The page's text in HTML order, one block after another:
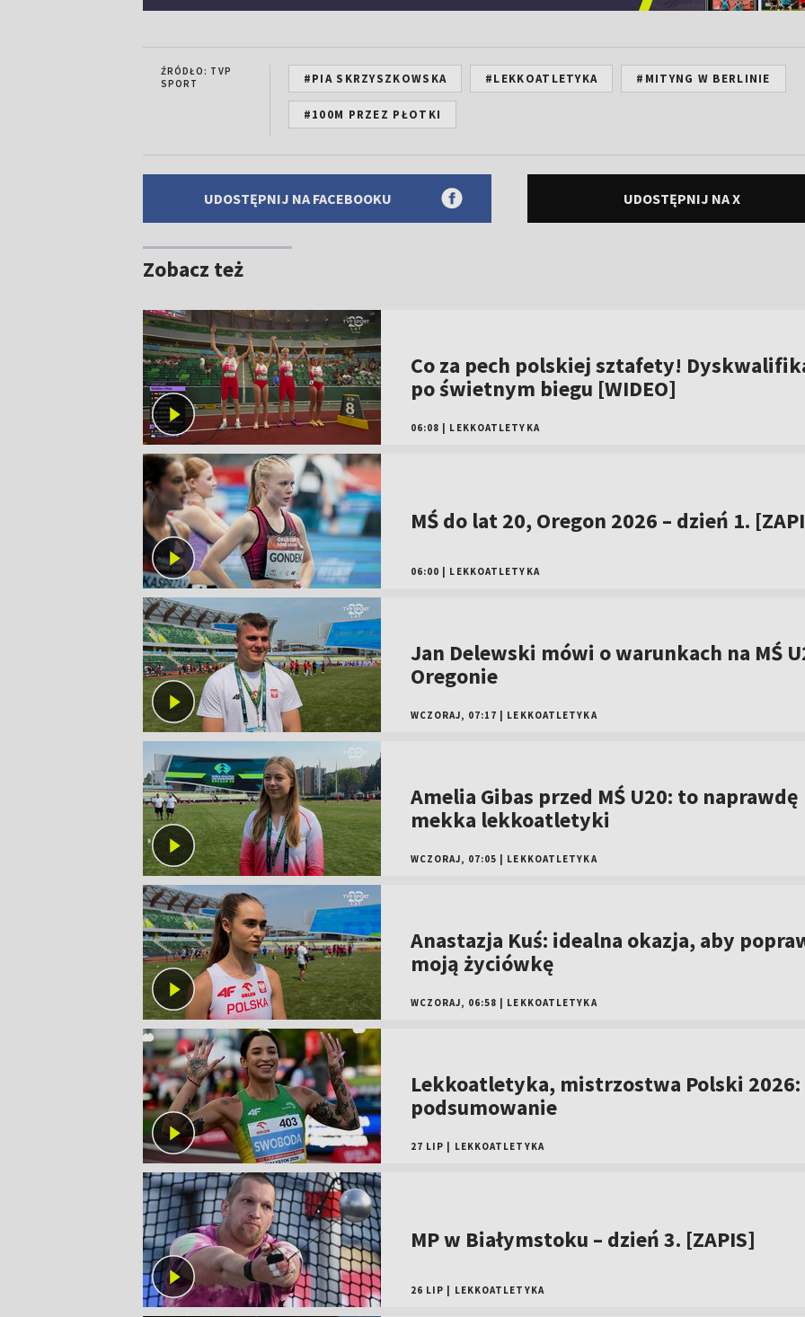
ŹRÓDŁO: TVP
SPORT
#PIA SKRZYSZKOWSKA #LEKKOATLETYKA #MITYNG W BERLINIE
#100M PRZEZ PŁOTKI
UDOSTĘPNIJ NA FACEBOOKU UDOSTĘPNIJ NA X
Zobacz też
Co za pech polskiej sztafety!
po świetnym biegu [WIDEO]
06:08 LEKKOATLETYKA
MŚ do lat 20, Oregon 2026 – dzień 1.
06:00 LEKKOATLETYKA
Jan Delewski mówi o warunkach na MŚ
Oregonie
WCZORAJ, 07:17 LEKKOATLETYKA
Amelia Gibas przed MŚ U20: to naprawdę
mekka lekkoatletyki
WCZORAJ, 07:05 LEKKOATLETYKA
Anastazja Kuś: idealna okazja, aby
moją życiówkę
WCZORAJ, 06:58 LEKKOATLETYKA
Lekkoatletyka, mistrzostwa Polski 2026:
podsumowanie
27 LIP LEKKOATLETYKA
MP w Białymstoku – dzień 3. [ZAPIS]
26 LIP LEKKOATLETYKA